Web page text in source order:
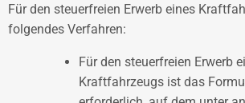
Für den steuerfreien Erwerb eines
folgendes Verfahren:
Für den steuerfreien Erwerb
Kraftfahrzeugs ist das